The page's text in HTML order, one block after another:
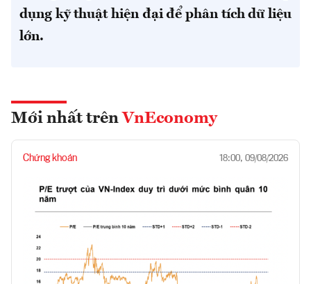
dụng kỹ thuật hiện đại để phân tích dữ liệu
lớn.
Mới nhất trên VnEconomy
Chứng khoán 18:00, 09/08/2026